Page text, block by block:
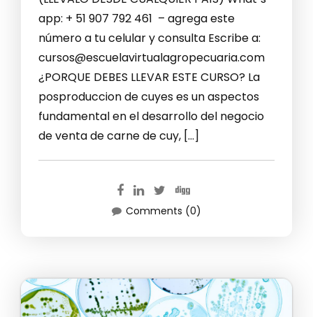
app: + 51 907 792 461 – agrega este
número a tu celular y consulta Escribe a:
cursos@escuelavirtualagropecuaria.com
¿PORQUE DEBES LLEVAR ESTE CURSO? La
posproduccion de cuyes es un aspectos
fundamental en el desarrollo del negocio
de venta de carne de cuy, […]
Comments (0)